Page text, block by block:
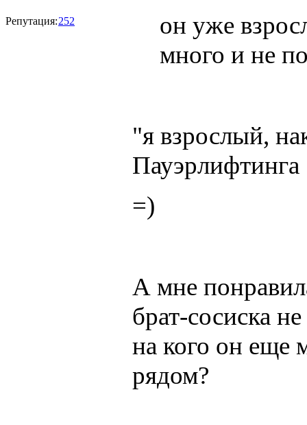
Репутация:252
он уже
много и не
"я взрослый,
Пауэрлифтинга
=)
А мне
брат-сосиска
на кого он еще
рядом?